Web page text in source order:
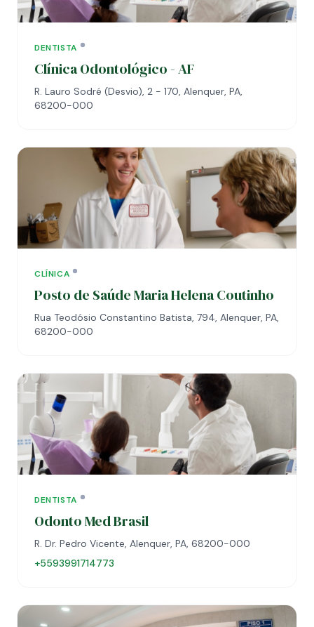
DENTISTA
Clínica Odontológico - AF
R. Lauro Sodré (Desvio), 2 - 170, Alenquer, PA,
68200-000
CLÍNICA
Posto de Saúde Maria Helena Coutinho
Rua Teodósio Constantino Batista, 794, Alenquer, PA,
68200-000
DENTISTA
Odonto Med Brasil
R. Dr. Pedro Vicente, Alenquer, PA, 68200-000
+5593991714773